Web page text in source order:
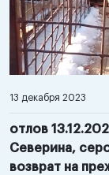
13 декабря 2023
отлов
Северина,
возврат на